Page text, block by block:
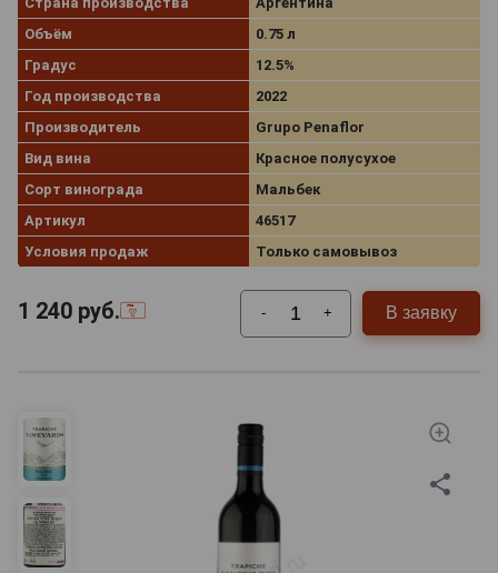
Объём
0.75 л
Градус
12.5%
Год производства
2022
Производитель
Grupo Penaflor
Вид вина
Красное полусухое
Сорт винограда
Мальбек
Артикул
46517
Условия продаж
Только самовывоз
1 240 руб. - + В заявку